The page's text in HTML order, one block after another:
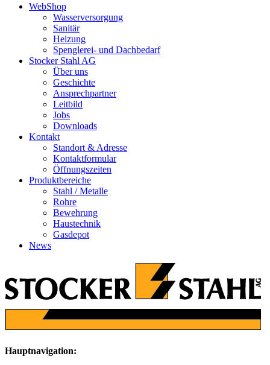
WebShop
Wasserversorgung
Sanitär
Heizung
Spenglerei- und Dachbedarf
Stocker Stahl AG
Über uns
Geschichte
Ansprechpartner
Leitbild
Jobs
Downloads
Kontakt
Standort & Adresse
Kontaktformular
Öffnungszeiten
Produktbereiche
Stahl / Metalle
Rohre
Bewehrung
Haustechnik
Gasdepot
News
Hauptnavigation: